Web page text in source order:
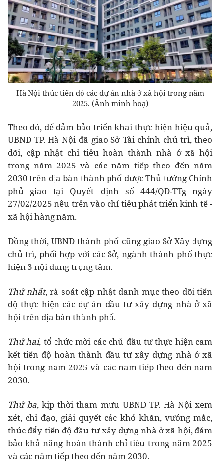
Hà Nội thúc tiến độ các dự án nhà ở xã hội trong năm
2025. (Ảnh minh hoạ)
Theo đó, để đảm bảo triển khai thực hiện hiệu quả,
UBND TP. Hà Nội đã giao Sở Tài chính chủ trì, theo
dõi, cập nhật chỉ tiêu hoàn thành nhà ở xã hội
trong năm 2025 và các năm tiếp theo đến năm
2030 trên địa bàn thành phố được Thủ tướng Chính
phủ giao tại Quyết định số 444/QĐ-TTg ngày
27/02/2025 nêu trên vào chỉ tiêu phát triển kinh tế -
xã hội hàng năm.
Đồng thời, UBND thành phố cũng giao Sở Xây dựng
chủ trì, phối hợp với các Sở, ngành thành phố thực
hiện 3 nội dung trọng tâm.
Thứ nhất, rà soát cập nhật danh mục theo dõi tiến
độ thực hiện các dự án đầu tư xây dựng nhà ở xã
hội trên địa bàn thành phố.
Thứ hai, tổ chức mời các chủ đầu tư thực hiện cam
kết tiến độ hoàn thành đầu tư xây dựng nhà ở xã
hội trong năm 2025 và các năm tiếp theo đến năm
2030.
Thứ ba, kịp thời tham mưu UBND TP. Hà Nội xem
xét, chỉ đạo, giải quyết các khó khăn, vướng mắc,
thúc đẩy tiến độ đầu tư xây dựng nhà ở xã hội, đảm
bảo khả năng hoàn thành chỉ tiêu trong năm 2025
và các năm tiếp theo đến năm 2030.